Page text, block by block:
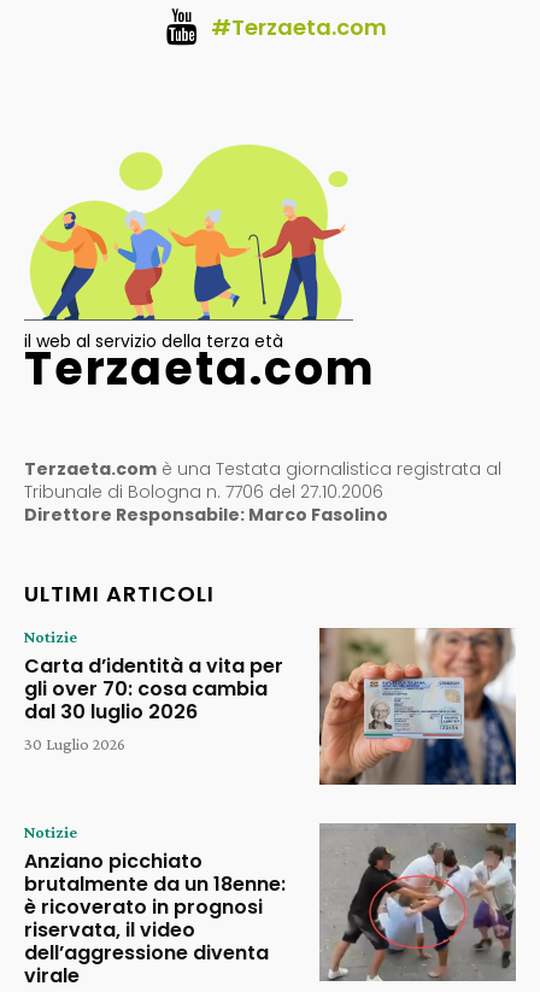
#Terzaeta.com
il web al servizio della terza età
Terzaeta.com
Terzaeta.com è una Testata giornalistica registrata al
Tribunale di Bologna n. 7706 del 27.10.2006
Direttore Responsabile: Marco Fasolino
ULTIMI ARTICOLI
Notizie
Carta d’identità a vita per
gli over 70: cosa cambia
dal 30 luglio 2026
30 Luglio 2026
Notizie
Anziano picchiato
brutalmente da un 18enne:
è ricoverato in prognosi
riservata, il video
dell’aggressione diventa
virale